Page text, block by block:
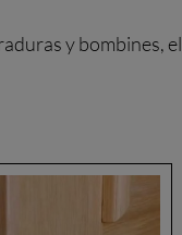
y bombines, el